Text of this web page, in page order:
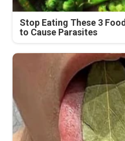
Stop Eating These 3
to Cause Parasites